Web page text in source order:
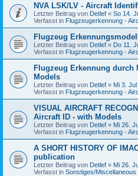
NVA LSK/LV - Aircraft
Letzter Beitrag von Detlef « So 14.
Verfasst in Flugzeugerkennung -
Flugzeug
Letzter Beitrag von Detlef « Do 11.
Verfasst in Flugzeugerkennung -
Flugzeug Erkennung durch
Models
Letzter Beitrag von Detlef « Mi 3.
Verfasst in Flugzeugerkennung -
VISUAL AIRCRAFT
Aircraft ID - with Models
Letzter Beitrag von Detlef « Mi 26.
Verfasst in Flugzeugerkennung -
A SHORT HISTORY OF
publication
Letzter Beitrag von Detlef « Mi 26.
Verfasst in Sonstiges/Miscellaneous